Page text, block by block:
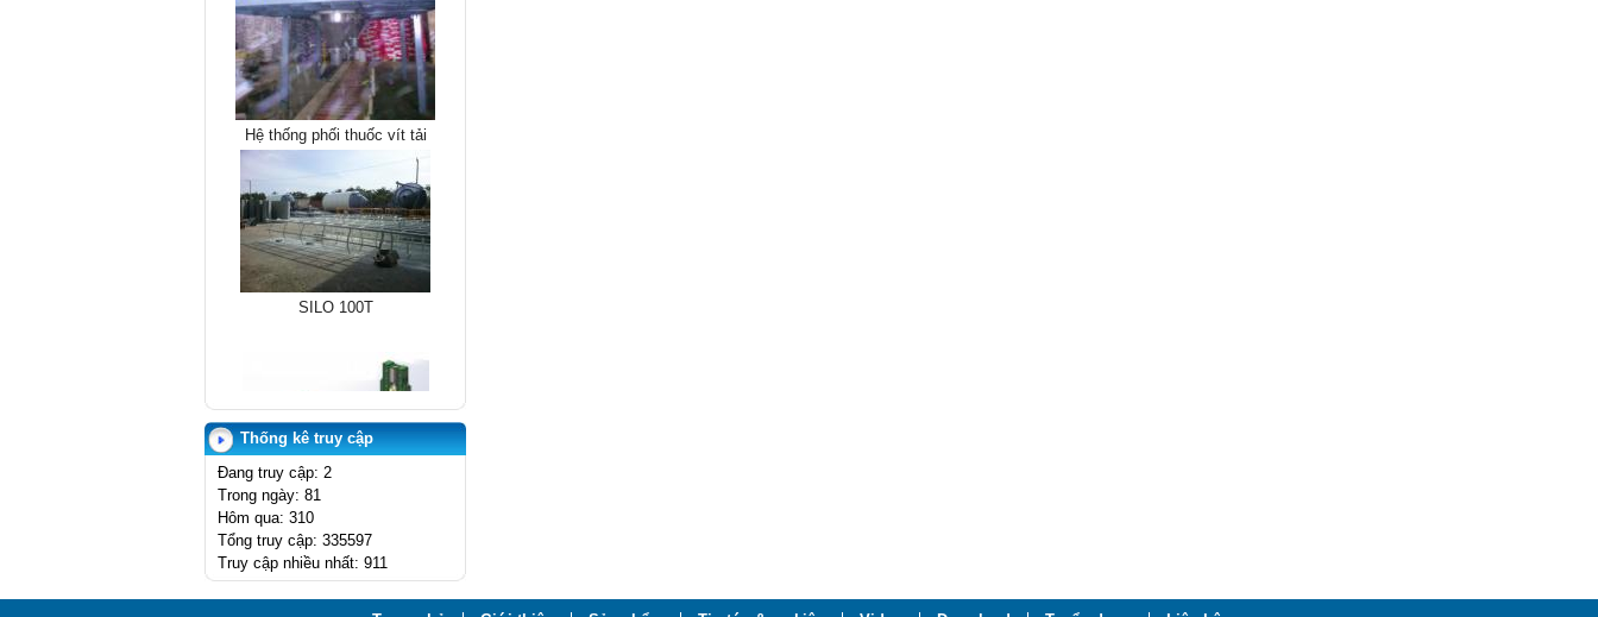
Hệ thống phối thuốc vít tải
SILO 100T
MÁY LỐC TÔN
Thống kê truy cập
Đang truy cập: 2
Trong ngày: 81
Hôm qua: 310
Tổng truy cập: 335597
Truy cập nhiều nhất: 911